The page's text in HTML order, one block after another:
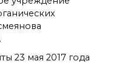
23 мая 2017 года